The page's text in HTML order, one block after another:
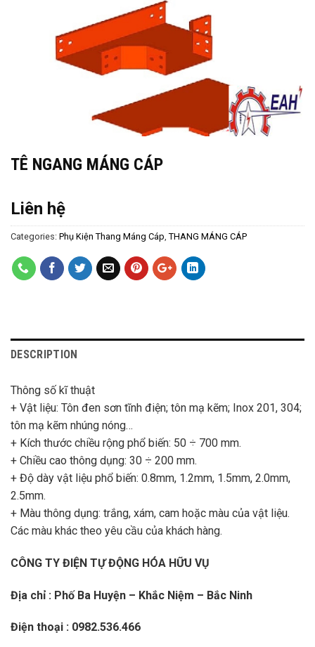
TÊ NGANG MÁNG CÁP
Liên hệ
Categories: Phụ Kiện Thang Máng Cáp, THANG MÁNG CÁP
DESCRIPTION
Thông số kĩ thuật
+ Vật liệu: Tôn đen sơn tĩnh điện; tôn mạ kẽm; Inox 201, 304;
tôn mạ kẽm nhúng nóng…
+ Kích thước chiều rộng phổ biến: 50 ÷ 700 mm.
+ Chiều cao thông dụng: 30 ÷ 200 mm.
+ Độ dày vật liệu phổ biến: 0.8mm, 1.2mm, 1.5mm, 2.0mm,
2.5mm.
+ Màu thông dụng: trắng, xám, cam hoặc màu của vật liệu.
Các màu khác theo yêu cầu của khách hàng.
CÔNG TY ĐIỆN TỰ ĐỘNG HÓA HỮU VỤ
Địa chỉ : Phố Ba Huyện – Khắc Niệm – Bắc Ninh
Điện thoại : 0982.536.466